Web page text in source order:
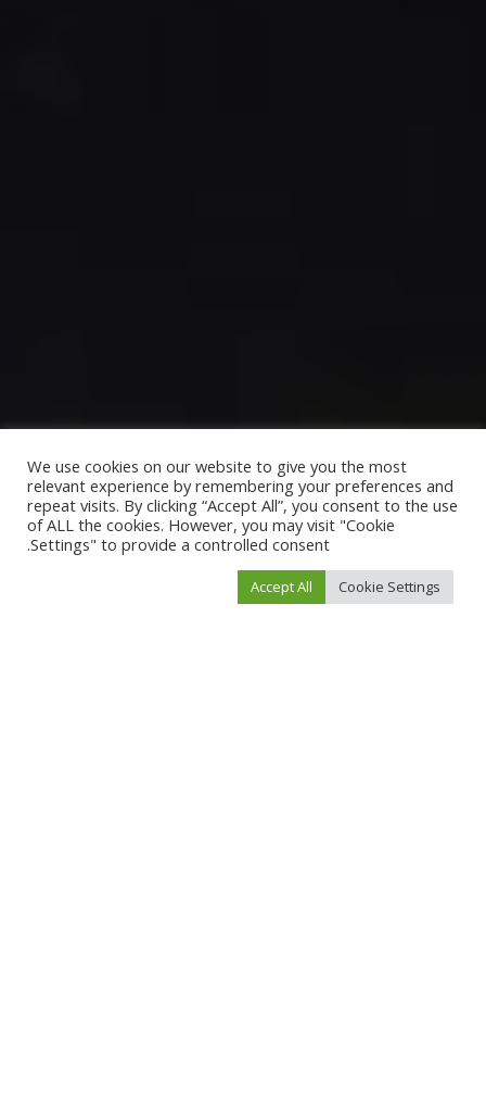
We use cookies on our website to give you the most
relevant experience by remembering your preferences and
repeat visits. By clicking “Accept All”, you consent to the use
of ALL the cookies. However, you may visit "Cookie
Settings" to provide a controlled consent.
Cookie Settings
Accept All